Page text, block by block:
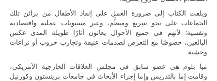
ويلفت الكتاب إلى ضرورة العمل على إنقاذ الأطفال من براثن تلك
الجماعات على نحو سريع ومنظَّم، وعبر مستويات عملية واقتصادية
ونفسية؛ لأنهم في جميع الأحوال يعانون آثارًا طويلة المدى عكس
البالغين، خصوصًا مع التعرض لصدمات عنيفة وتجارب حروب أو نزاعات
وحشية.
ميا بلوم هي عضو سابق في مجلس العلاقات الخارجية الأمريكي،
وقامت إما بالتدريس وإما إجراء الأبحاث في جامعات برينستون وكورنيل